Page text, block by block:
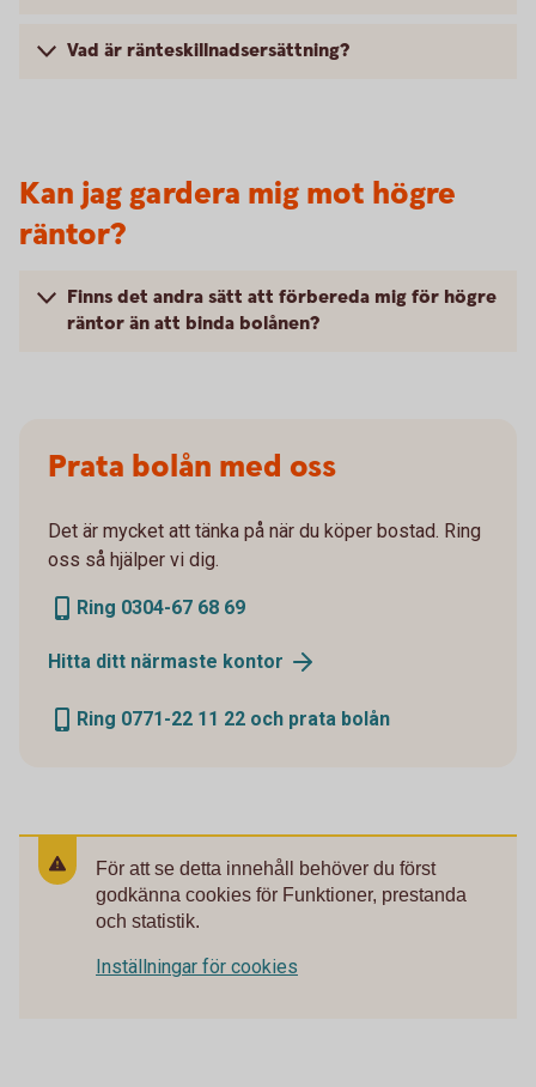
Vad är ränteskillnadsersättning?
Kan jag gardera mig mot högre
räntor?
Finns det andra sätt att förbereda mig för högre
räntor än att binda bolånen?
Prata bolån med oss
Det är mycket att tänka på när du köper bostad. Ring
oss så hjälper vi dig.
Ring 0304-67 68 69
Hitta ditt närmaste kontor
Ring 0771-22 11 22 och prata bolån
För att se detta innehåll behöver du först
godkänna cookies för Funktioner, prestanda
och statistik.
Inställningar för cookies